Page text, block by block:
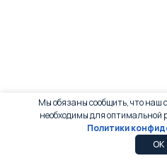
Мы обязаны сообщить, что наш
необходимы для оптимальной
Политики
OK